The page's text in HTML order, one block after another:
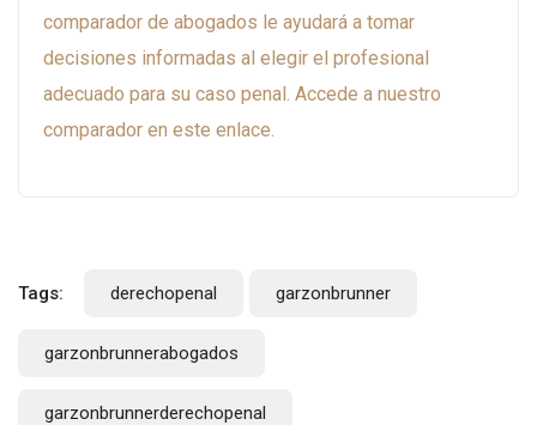
comparador de abogados le ayudará a tomar
decisiones informadas al elegir el profesional
adecuado para su caso penal. Accede a nuestro
comparador en este enlace
Tags: derechopenal garzonbrunner
garzonbrunnerabogados
garzonbrunnerderechopenal